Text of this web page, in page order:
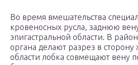
Во время вмешательства
кровеносных русла, заднюю
эпигастральной области. В
органа делают разрез в сторону
области лобка совмещают вену